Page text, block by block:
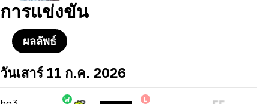
การแข่งขัน
ผลลัพธ์
วันเสาร์ 11 ก.ค. 2026
W L